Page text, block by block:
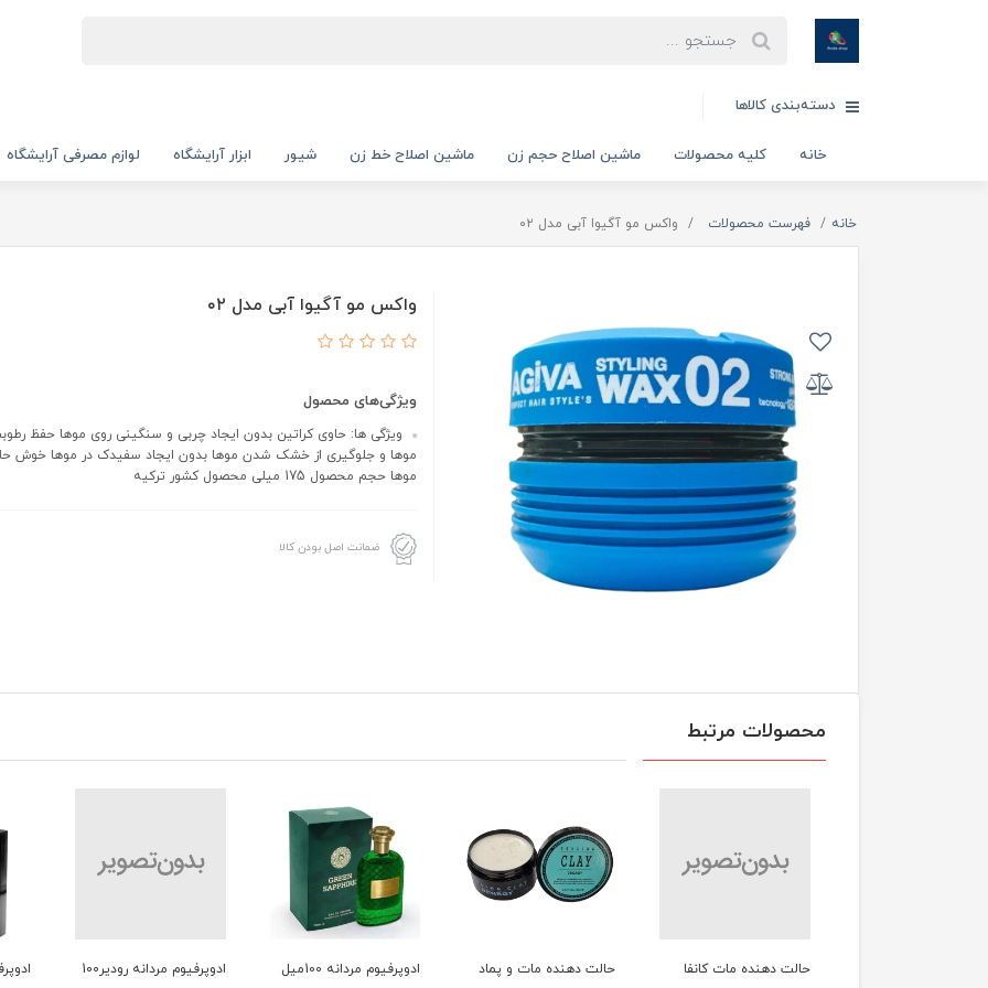
دسته‌بندی کالاها
خانه کلیه محصولات ماشین اصلاح حجم زن ماشین اصلاح خط زن شیور ابزار آرایشگاه لوازم مصرفی آرایشگاه
خانه فهرست محصولات واکس مو آگیوا آبی مدل ۰۲
واکس مو آگیوا آبی مدل ۰۲
ویژگی‌های محصول
ویژگی ها: حاوی کراتین بدون ایجاد چربی و سنگینی روی موها حفظ
موها و جلوگیری از خشک شدن موها بدون ایجاد سفیدک در موها خوش
موها حجم محصول 175 میلی محصول کشور ترکیه
ضمانت اصل بودن کالا
محصولات مرتبط
حالت دهنده مات و پماد
ادوپرفیوم مردانه 100میل
ادوپرفیوم مردانه رودیر100
ادوپرفیوم مردانه رودیر100
فوم